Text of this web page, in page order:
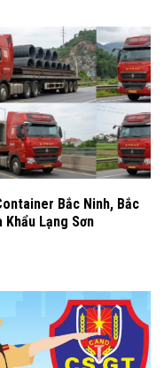
Bắc Ninh, Bắc
Khẩu Lạng Sơn